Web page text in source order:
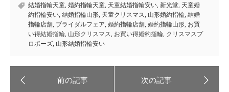
結婚指輪天童,婚約指輪天童, 天童結婚指輪安い,新光堂, 天童婚
約指輪安い,結婚指輪山形, 天童クリスマス, 山形婚約指輪,結婚
指輪店舗, ブライダルフェア,婚約指輪店舗,婚約指輪山形, お買
い得結婚指輪, 山形クリスマス, お買い得婚約指輪, クリスマスプ
ロポーズ, 山形結婚指輪安い